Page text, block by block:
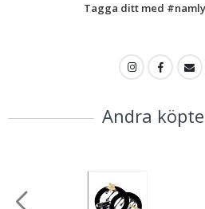
Tagga ditt med
Andra